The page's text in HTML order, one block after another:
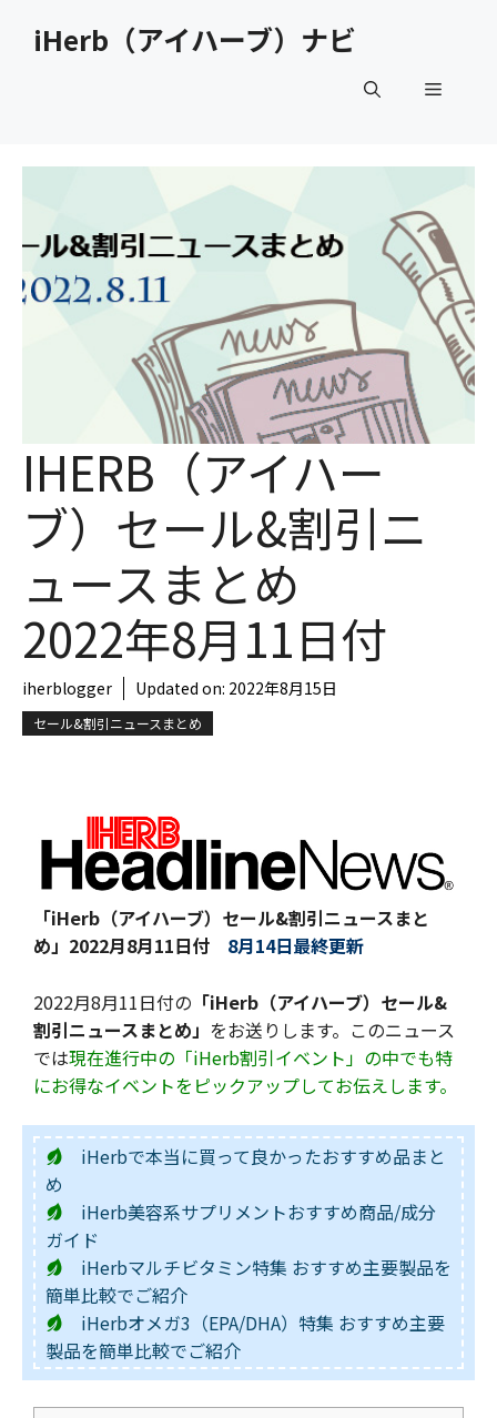
iHerb（アイハーブ）ナビ
メ
ー
IHERB（アイハー
ブ）セール&割引ニ
ュースまとめ
2022年8月11日付
iherblogger Updated on: 2022年8月15日
セール&割引ニュースまとめ
「iHerb（アイハーブ）セール&割引ニュースまと
め」 2022月8月11日付 8月14日最終更新
2022月8月11日付の 「iHerb（アイハーブ）セール&
割引ニュースまとめ」 をお送りします。このニュース
では現在進行中の「iHerb割引イベント」の中でも特
にお得なイベントをピックアップしてお伝えします。
iHerbで本当に買って良かったおすすめ品まと
め
iHerb美容系サプリメントおすすめ商品/成分
ガイド
iHerbマルチビタミン特集 おすすめ主要製品を
簡単比較でご紹介
iHerbオメガ3（EPA/DHA）特集 おすすめ主要
製品を簡単比較でご紹介